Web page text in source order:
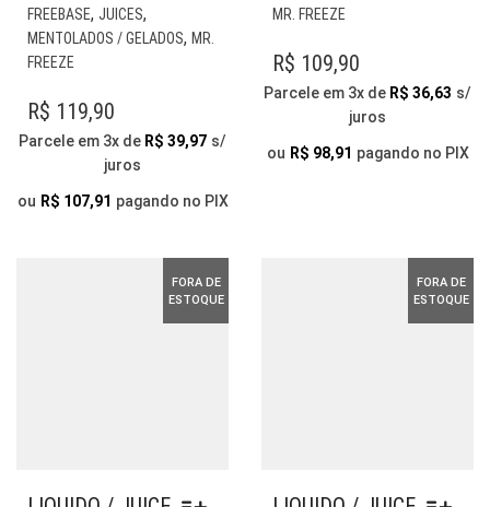
FREEBASE, JUICES,
MENTOLADOS / GELADOS, MR.
FREEZE
VARIANTES.
OPÇÕES
SER
DO
PRODUTO
R$ 119,90
Parcele em 3x de R$ 39,97 s/
juros
ou R$ 107,91 pagando no PIX
MR. FREEZE
TEM
VARIANTES.
AS
OPÇÕES
PRODUTO
R$ 109,90
Parcele em 3x de R$ 36,63 s/
juros
ou R$ 98,91 pagando no PIX
FORA DE
ESTOQUE
FORA DE
ESTOQUE